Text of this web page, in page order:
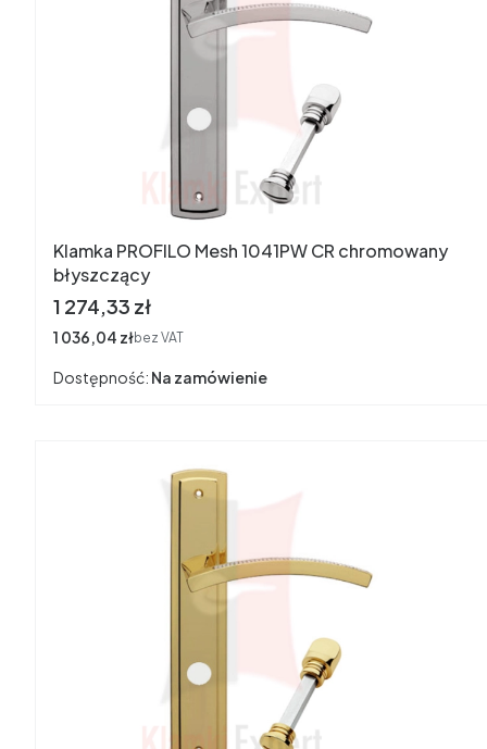
Klamka PROFILO Mesh 1041PW CR chromowany
błyszczący
Cena
1 274,33 zł
Cena
1 036,04 złbez VAT
Dostępność: Na zamówienie